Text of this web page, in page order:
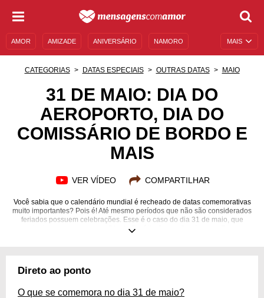
MAIS
AMOR AMIZADE ANIVERSÁRIO NAMORO
MENSAGENS E FRASES MENSAGENS DE ANIVERSÁRIO
ENTRETENIMENTO FAMOSOS BÍBLIA
CATEGORIAS DATAS ESPECIAIS OUTRAS DATAS MAIO
31 DE MAIO: DIA DO
AEROPORTO, DIA DO
COMISSÁRIO DE BORDO E
MAIS
VER VÍDEO COMPARTILHAR
Você sabia que o calendário mundial é recheado de datas comemorativas
muito importantes? Pois é! Até mesmo períodos que não são considerados
feriados possuem celebrações. Esse é o caso do dia 31 de maio, que
recebe homenagens como: Dia do Espírito Santo, Combate ao Fumo e
Quer saber mais? Neste guia, você vê mais sobre os elementos religiosos,
Direto ao ponto
O que se comemora no dia 31 de maio?